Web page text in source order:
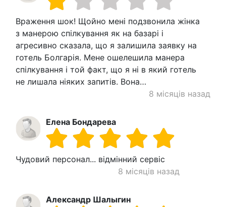
Враження шок! Щойно мені подзвонила жінка
з манерою спілкування як на базарі і
агресивно сказала, що я залишила заявку на
готель Болгарія. Мене ошелешила манера
спілкування і той факт, що я ні в який готель
не лишала ніяких запитів. Вона…
8 місяців назад
Елена Бондарева
Чудовий персонал... відмінний сервіс
8 місяців назад
Александр Шалыгин